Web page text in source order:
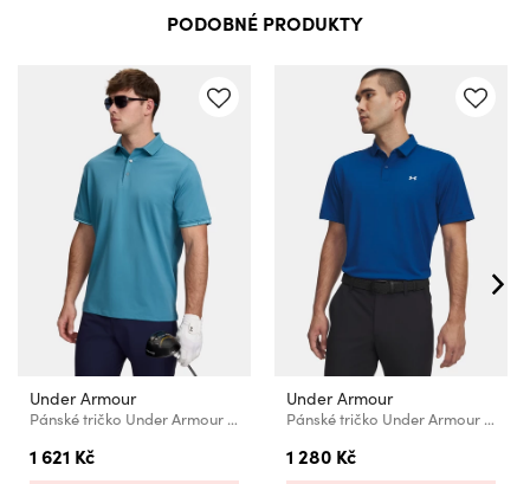
PODOBNÉ PRODUKTY
Under Armour
Pánské tričko Under Armour UA ArmourDry Pique Polo
1 621 Kč
Under Armour
Pánské tričko Under Armour UA T2G Pique Polo
1 280 Kč